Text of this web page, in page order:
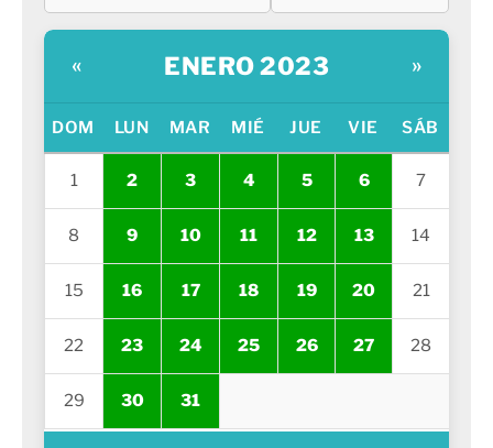
« ENERO 2023 »
DOM LUN MAR MIÉ JUE VIE SÁB
1 2 3 4 5 6 7
8 9 10 11 12 13 14
15 16 17 18 19 20 21
22 23 24 25 26 27 28
29 30 31